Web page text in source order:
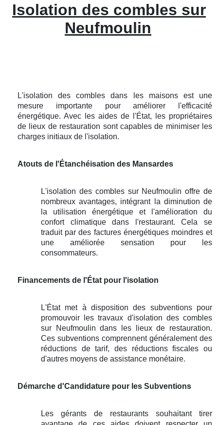
Isolation des combles sur
Neufmoulin
L'isolation des combles dans les maisons est une
mesure importante pour améliorer l'efficacité
énergétique. Avec les aides de l'État, les propriétaires
de lieux de restauration sont capables de minimiser les
charges initiaux de l'isolation.
Atouts de l'Étanchéisation des Mansardes
L'isolation des combles sur Neufmoulin offre de
nombreux avantages, intégrant la diminution de
la utilisation énergétique et l'amélioration du
confort climatique dans l'restaurant. Cela se
traduit par des factures énergétiques moindres et
une améliorée sensation pour les
consommateurs.
Financements de l'État pour l'isolation
L'État met à disposition des subventions pour
promouvoir les travaux d'isolation des combles
sur Neufmoulin dans les lieux de restauration.
Ces subventions comprennent généralement des
réductions de tarif, des réductions fiscales ou
d'autres moyens de assistance monétaire.
Démarche d'Candidature pour les Subventions
Les gérants de restaurants souhaitant tirer